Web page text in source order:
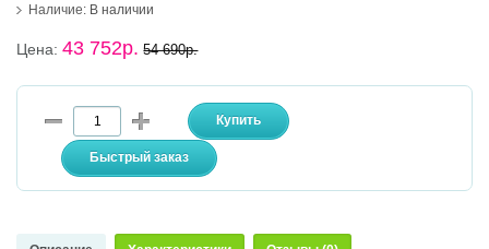
Наличие: В наличии
Цена:43 752р. 54 690р.